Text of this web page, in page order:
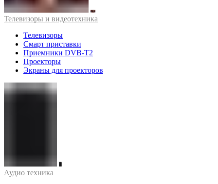
Телевизоры и видеотехника
Телевизоры
Смарт приставки
Приемники DVB-T2
Проекторы
Экраны для проекторов
Аудио техника